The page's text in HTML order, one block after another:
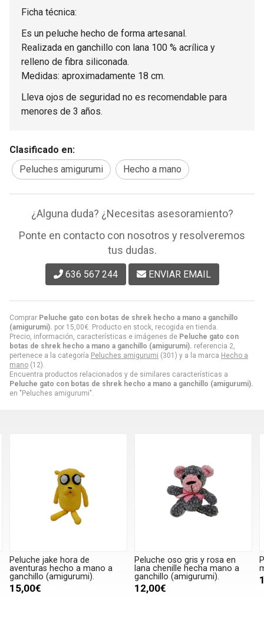
Comprar Peluche gato con botas de shrek hecho a mano a ganchillo
(amigurumi). por 15,00€ . Producto en stock, recogida en tienda.
Precio, información, características e imágenes de Peluche gato con
botas de shrek hecho a mano a ganchillo (amigurumi). referencia 2,
pertenece a la categoría Peluches amigurumi (301) y a la marca Hecho a
mano (12).
Encuentra productos relacionados y de similares características a
Peluche gato con botas de shrek hecho a mano a ganchillo (amigurumi).
en "Peluches amigurumi".
Ficha técnica:
Es un peluche hecho de forma artesanal.
Realizada en ganchillo con lana 100 % acrílica y
relleno de fibra siliconada.
Medidas: aproximadamente 18 cm.
Lleva ojos de seguridad no es recomendable para
menores de 3 años.
Clasificado en:
Peluches amigurumi
Hecho a mano
¿Alguna duda? ¿Necesitas asesoramiento?
Ponte en contacto con nosotros y resolveremos
tus dudas.
636 567 244 ENVIAR EMAIL
Peluche oso gris y rosa en
lana chenille hecha mano a
ganchillo (amigurumi).
12,00€
Peluche pikachu hecho a
mano a ganchillo (amigurumi).
10,00€